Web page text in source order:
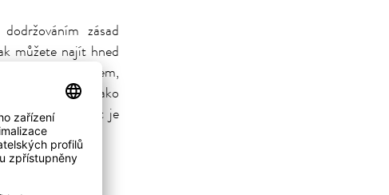
zásad
můžete najít hned
dřevem,
chlup stejný jako
Kurt Kainz. Svět je